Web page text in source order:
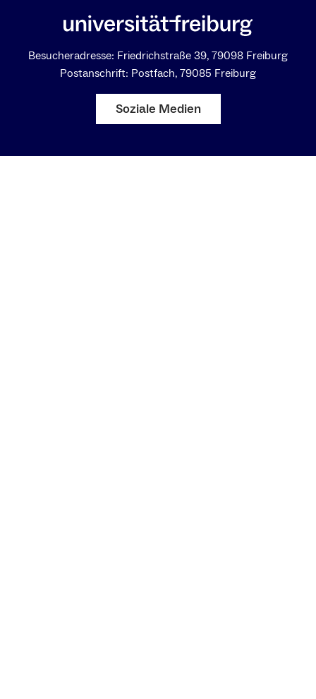
Besucheradresse: Friedrichstraße 39, 79098 Freiburg
Postanschrift: Postfach, 79085 Freiburg
Soziale Medien